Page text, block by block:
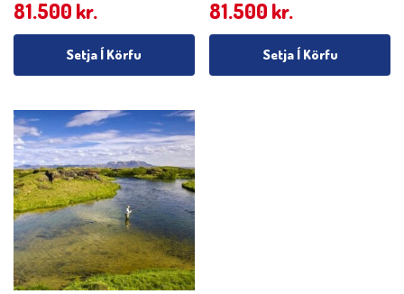
81.500 kr.
Setja Í Körfu
81.500 kr.
Setja Í Körfu